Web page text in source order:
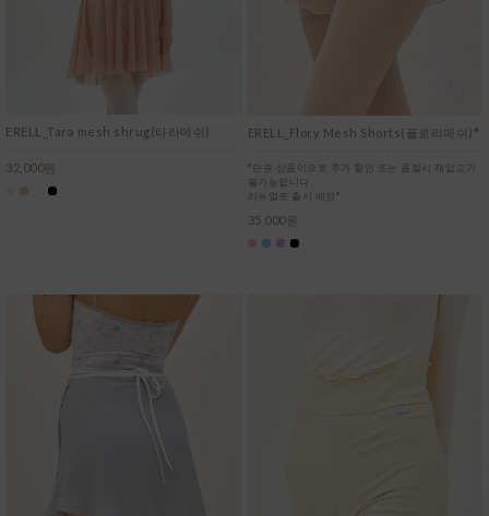
ERELL_Tara mesh shrug(타라메쉬)
32,000원
ERELL_Flory Mesh Shorts(플로리메쉬)*
*단종 상품이므로 추가 할인 또는 품절시 재입고가
불가능합니다.
리뉴얼로 출시 예정*
35,000원